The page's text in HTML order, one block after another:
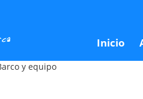
Inicio
y equipo
y equipo